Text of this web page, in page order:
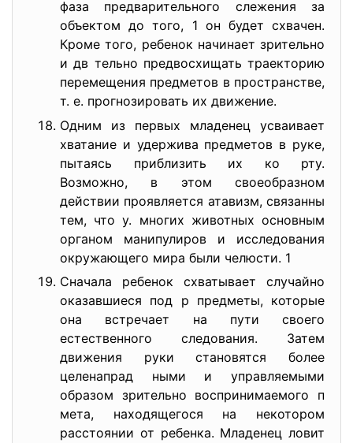
фаза предварительного слежения за
объектом до того, 1 он будет схвачен.
Кроме того, ребенок начинает зрительно
и дв тельно предвосхищать траекторию
перемещения предметов в пространстве,
т. е. прогнозировать их движение.
Одним из первых младенец усваивает
хватание и удержива предметов в руке,
пытаясь приблизить их ко рту.
Возможно, в этом своеобразном
действии проявляется атавизм, связанны
тем, что у. многих животных основным
органом манипулиров и исследования
окружающего мира были челюсти. 1
Сначала ребенок схватывает случайно
оказавшиеся под р предметы, которые
она встречает на пути своего
естественного следования. Затем
движения руки становятся более
целенапрад ными и управляемыми
образом зрительно воспринимаемого п
мета, находящегося на некотором
расстоянии от ребенка. Младенец ловит